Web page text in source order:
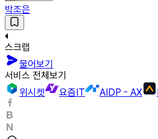
박조은
스크랩
물어보기
서비스 전체보기
위시켓
요즘IT AIDP - AX